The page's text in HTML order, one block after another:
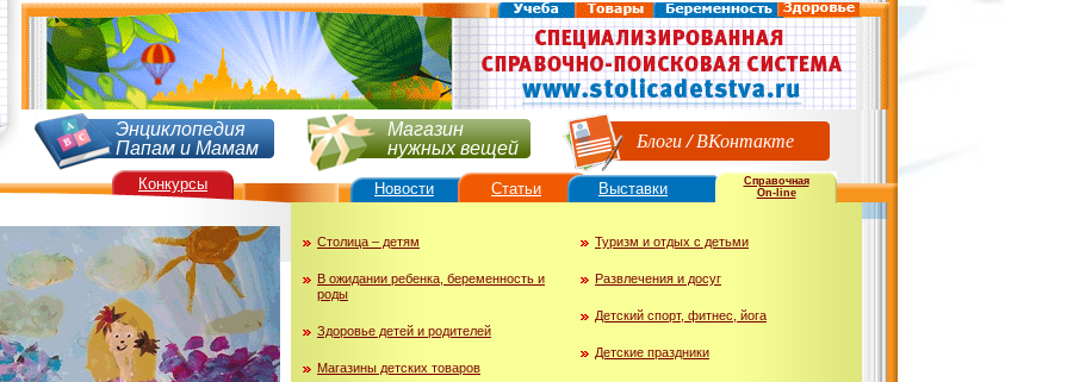
Энциклопедия
Папам и Мамам
Магазин
нужных вещей Блоги/ВКонтакте
Столица – детям
В ожидании ребенка, беременность и
роды
Здоровье детей и родителей
Магазины детских товаров
Туризм и отдых с детьми
Развлечения и досуг
Детский спорт, фитнес, йога
Детские праздники
Справочная
On-line
Конкурсы Новости Статьи Выставки